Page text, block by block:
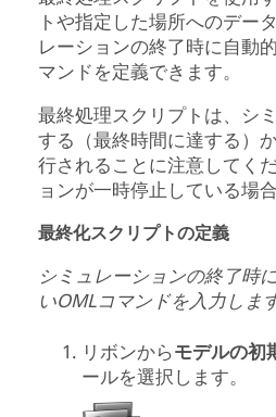
トや指定した場所へのデー
レーションの終了時に自動
マンドを定義できます。
最終処理スクリプトは、シ
する（最終時間に達する）
行されることに注意してく
ョンが一時停止している場
最終化スクリプトの定義
シミュレーションの終了時
いOMLコマンドを入力します
リボンからモデルの初
ールを選択します。